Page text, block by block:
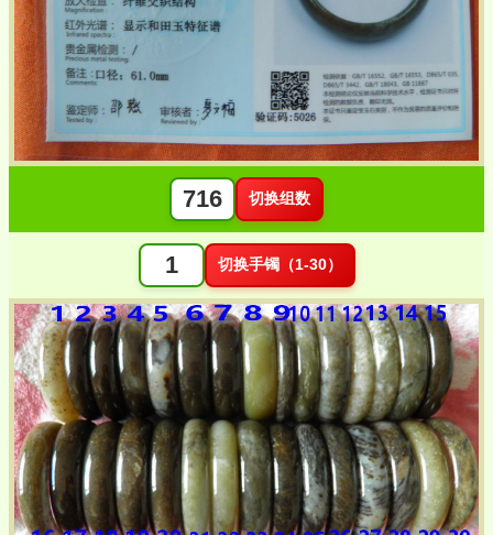
切换组数
切换手镯（1-30）